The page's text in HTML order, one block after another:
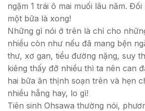
ngậm 1 trái ô mai muối lâu năm.
một bữa là xong!
Những gì nói ở trên là chỉ cho
nhiều còn như nếu đã mang bện
thư, xơ gan, tiểu đường nặng, suy
kiêng thấy đỡ nhiều thì ta nên can
hai bữa ăn thịnh soạn trên và hẹn
nhiều hẵng hay, lo gì!
Tiên sinh Ohsawa thường nói,